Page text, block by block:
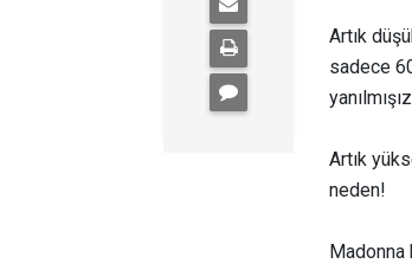
Artık
sadece
Artık
neden!
Madonna